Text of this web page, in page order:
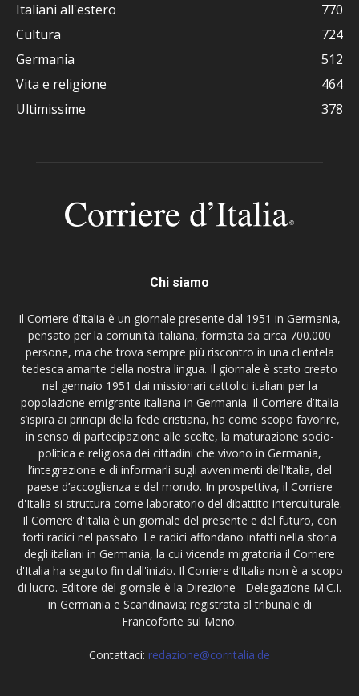
Italiani all'estero
770
Cultura
724
Germania
512
Vita e religione
464
Ultimissime
378
Chi siamo
Il Corriere d’Italia è un giornale presente dal 1951 in Germania,
pensato per la comunità italiana, formata da circa 700.000
persone, ma che trova sempre più riscontro in una clientela
tedesca amante della nostra lingua. Il giornale è stato creato
nel gennaio 1951 dai missionari cattolici italiani per la
popolazione emigrante italiana in Germania. Il Corriere d’Italia
s’ispira ai principi della fede cristiana, ha come scopo favorire,
in senso di partecipazione alle scelte, la maturazione socio-
politica e religiosa dei cittadini che vivono in Germania,
l’integrazione e di informarli sugli avvenimenti dell’Italia, del
paese d’accoglienza e del mondo. In prospettiva, il Corriere
d'Italia si struttura come laboratorio del dibattito interculturale.
Il Corriere d'Italia è un giornale del presente e del futuro, con
forti radici nel passato. Le radici affondano infatti nella storia
degli italiani in Germania, la cui vicenda migratoria il Corriere
d'Italia ha seguito fin dall'inizio. Il Corriere d’Italia non è a scopo
di lucro. Editore del giornale è la Direzione –Delegazione M.C.I.
in Germania e Scandinavia; registrata al tribunale di
Francoforte sul Meno.
Contattaci: redazione@corritalia.de